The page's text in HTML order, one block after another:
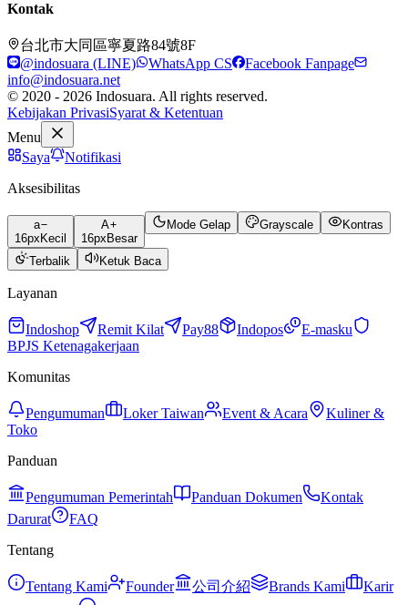
Kontak
台北市大同區寧夏路84號8F
@indosuara (LINE)
WhatsApp CS
Facebook Fanpage
info@indosuara.net
© 2020 - 2026 Indosuara. All rights reserved.
Kebijakan PrivasiSyarat & Ketentuan
Menu
Saya
Notifikasi
Aksesibilitas
a
16px Kecil
A
16px Besar
Mode Gelap Grayscale Kontras
Terbalik Ketuk Baca
Layanan
Indoshop Remit Kilat Pay88 Indopos
E-masku
BPJS Ketenagakerjaan
Komunitas
Pengumuman Loker Taiwan Event & Acara
Kuliner &
Toko
Panduan
Pengumuman Pemerintah Panduan Dokumen
Kontak
Darurat
FAQ
Tentang
Tentang Kami Founder 公司介紹 Brands Kami
Karir